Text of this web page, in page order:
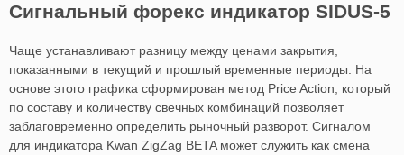
Сигнальный форекс индикатор SIDUS-5
Чаще устанавливают разницу между ценами закрытия,
показанными в текущий и прошлый временные периоды. На
основе этого графика сформирован метод Price Action, который
по составу и количеству свечных комбинаций позволяет
заблаговременно определить рыночный разворот. Сигналом
для индикатора Kwan ZigZag BETA может служить как смена